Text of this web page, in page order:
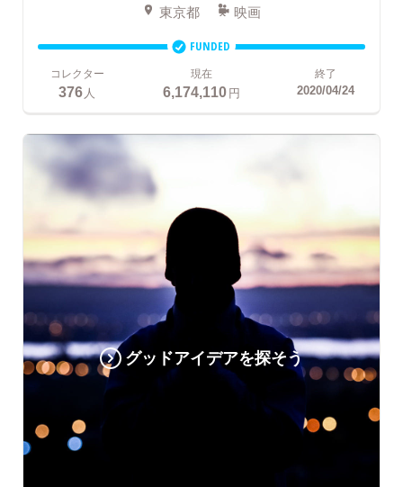
東京都 映画
FUNDED
コレクター
376 人
現在
6,174,110円
終了
2020/04/24
グッドアイデアを探そう